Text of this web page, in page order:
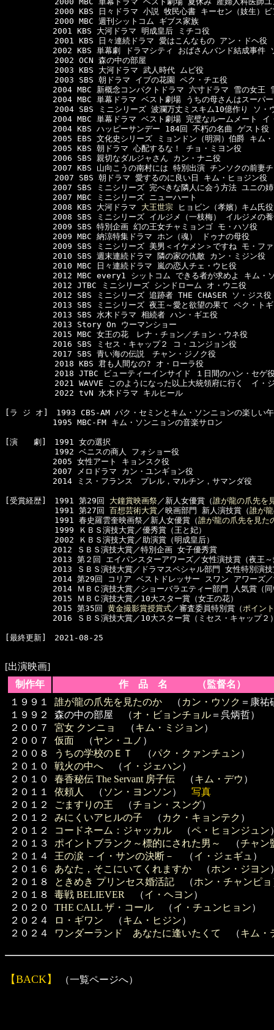
　　　　　2000 KBS 日々ドラマ 小説 牧民心書 キーセン（妓生）ビ
  　　　　　2000 MBC 週刊シットコム ギブス家族
2001 KBS 大河ドラマ 明成皇后 ミチコ役
  　　　　　2001 KBS 日々連続ドラマ 愛はこんなもの アン・ドヘ役
2002 KBS 単幕劇 ドラマシティ おばさんバンド結成事件
  　　　　　2002 OCN 森の中の部屋
  　　　　　2003 KBS 大河ドラマ 武人時代 ムビ役
  　　　　　2003 SBS 朝ドラマ イブの花園 ペク・チエ役
2004 MBC 新概念コンパクトドラマ 六寸ドラマ 雪の女王
2004 MBC 単幕ドラマ ベスト劇場 うちの母さんはスーパー
　　　　　2004 SBS ミニシリーズ 波瀾万丈ミスキム10億作り ソ・
2004 MBC 単幕ドラマ ベスト劇場 完璧なルームメート イ・
2004 KBS ハッピーサンデー 184回 不朽の名曲 ゲスト役
2005 EBS 文化史シリーズ ミョンドン（明洞）伯爵 キム・
2005 KBS 朝ドラマ 心配するな！ チョ・ミヨン役
2006 SBS 親切なダルジャさん カン・ナニ役
2007 KBS 山向こうの南村には 特別出演 チンソクの前妻チョ
  　　　　　2007 SBS 朝ドラマ 愛するのに良い日 キム・ヒョジン役
2007 SBS ミニシリーズ 完ぺきな隣人に会う方法 ユニの姉
2007 MBC ミニシリーズ ニューハート
2008 KBS 大河ドラマ 大王世宗 ヒョビン（孝嬪）キム氏役
2008 SBS ミニシリーズ イルジメ（一枝梅） イルジメの養
2009 SBS 特別企画 幻の王女チャミョンゴ モ・ハソ役
2009 MBC 納涼特集ドラマ ホン（魂） ドゥナの母役
2009 SBS ミニシリーズ 美男＜イケメン＞ですね モ・ファ
2010 SBS 週末連続ドラマ 隣の家の仇敵 カン・ミジン役
2010 MBC 日々連続ドラマ 嵐の恋人チェ・ウヒ役
2012 MBC every1 シットコム できる者が求めよ キム・ソ
2012 JTBC ミニシリーズ シンドローム オ・ウニ役
2012 SBS ミニシリーズ 追跡者 THE CHASER ソ・ジス役
2013 SBS ミニシリーズ 夜王～愛と欲望の果て ペク・トギ
2013 SBS 水木ドラマ 相続者 ハン・ギエ役
2013 Story On ウーマンショー
2015 MBC 女王の花　レナ・チョン／チョン・ウネ役
2016 SBS ミセス・キャップ２ コ・ユンジョン役
2017 SBS 青い海の伝説　チャン・ジノク役
  　　　　　2018 KBS 君も人間なの? オ・ローラ役
　　　　　2018 JTBC ビューティーインサイド １日間のハン・セゲ
　　　　　2021 WAVVE このようになった以上大統領府に行く　イ・
  　　　　　2022 tvN 水木ドラマ キルヒール
[ラ ジ オ]　1993 CBS-AM パク・セミンとキム・ソンニョンの楽しい
1995 MBC-FM キム・ソンニョンの音楽サロン
[演　　劇]　1991 女の選択
  　　　　　1992 ベニスの商人 フォショー役
2005 女性アート キョンスク役
2007 メロドラマ カン・ユンギョン役
2014 ミス・フランス　プレル，マルチン，サマンダ役
[受賞経歴]　1991 第29回 大鐘賞映画祭／新人女優賞（誰が龍の爪先を
  　　　　　1991 第27回
百想芸術大賞／映画部門 新人演技賞（誰が
  　　　　　1991 春史羅雲奎映画祭／新人女優賞（
誰が龍の爪先を見た
  　　　　　1999 ＫＢＳ演技大賞／優秀賞（王と妃）
  　　　　　2002 ＫＢＳ演技大賞／助演賞（明成皇后）
2012 ＳＢＳ演技大賞／特別企画 女子優秀賞
2013 第２回 エイパンスターアワーズ／女性演技賞（夜王～愛
2013 ＳＢＳ演技大賞／ドラマスペシャル部門 女性特別演技
2014 第29回 コリア ベストドレッサー スワン アワーズ／
2014 ＭＢＣ演技大賞／ショーバラエティー部門 人気賞（同い
2015 ＭＢＣ演技大賞／10大スター賞（女王の花）
2015 第35回 黄金撮影賞授賞式／審査委員特別賞（ポイン
2016 ＳＢＳ演技大賞／10大スター賞（ミセス・キャップ２
[最終更新]　2021-08-25
[出演映画]
制作年
作 品 名 （監督名）
１９９１
１９９２
２００７
２００７
２００８
２０１０
２０１０
２０１１
２０１２
２０１２
２０１２
２０１３
２０１４
２０１６
２０１８
２０１８
２０２０
２０２４
２０２４
誰が龍の爪先を見たのか （ カン・ウソク ＝康祐
森の中の部屋 （オ・ビョンチョル ＝呉炳哲）
宮女 クンニョ
（キム・ミジョン）
仮面 （ヤン・ユノ ）
うちの学校のＥＴ
（パク・クァンチュン）
戦火の中へ （イ・ジェハン）
春香秘伝 The Servant 房子伝 （キム・デウ ）
依頼人
（ ソン・ヨンソン）写真
ごますりの王 （チョン・スング）
みにくいアヒルの子 （ カク・キョンテク ）
コードネーム：ジャッカル （ペ・ヒョンジュン
ポイントブランク～標的にされた男～
（チャン
王の涙 －イ・サンの決断－
（イ・ジェギュ ）
あなた，そこにいてくれますか （ホン・ジヨン
ときめき プリンセス婚活記 （ホン・チャンピョ
毒戦 BELIEVER
（イ・ヘヨン）
THE CALL ザ・コール （イ・チュンヒョン）
ロ・ギワン （キム・ヒジン）
ワンダーランド あなたに逢いたくて
（キム・
【BACK】 （一覧ページへ）